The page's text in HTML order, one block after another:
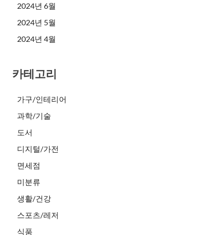
2024년 6월
2024년 5월
2024년 4월
카테고리
가구/인테리어
과학/기술
도서
디지털/가전
면세점
미분류
생활/건강
스포츠/레저
식품